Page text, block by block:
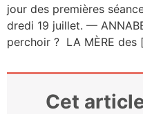
jour des pre­mières
dre­di 19 juillet. —
per­choir ? LA MÈRE des
Cet